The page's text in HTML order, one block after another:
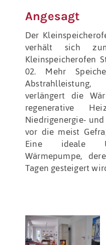
Angesagt
Der
verhält sich
Kleinspeicherofen
02. Mehr
Abstrahlleistung,
verlängert die
regenerative
Niedrigenergie-
vor die meist
Eine ideale
Wärmepumpe,
Tagen gesteigert